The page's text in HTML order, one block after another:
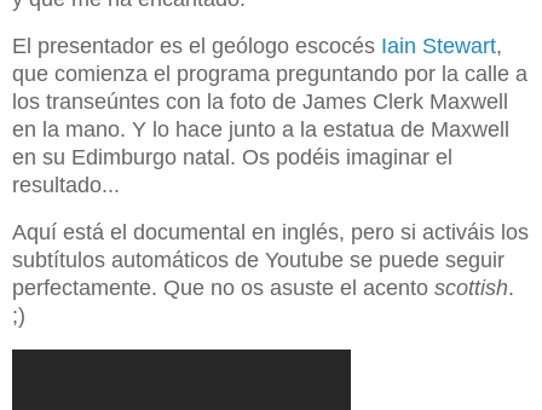
El presentador es el geólogo escocés Iain Stewart,
que comienza el programa preguntando por la calle a
los transeúntes con la foto de James Clerk Maxwell
en la mano. Y lo hace junto a la estatua de Maxwell
en su Edimburgo natal. Os podéis imaginar el
resultado...
Aquí está el documental en inglés, pero si activáis los
subtítulos automáticos de Youtube se puede seguir
perfectamente. Que no os asuste el acento scottish.
;)